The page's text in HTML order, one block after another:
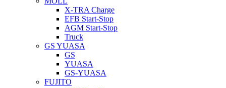
X-TRA Charge
EFB Start-Stop
AGM Start-Stop
Truck
GS YUASA
GS
YUASA
GS-YUASA
FUJITO